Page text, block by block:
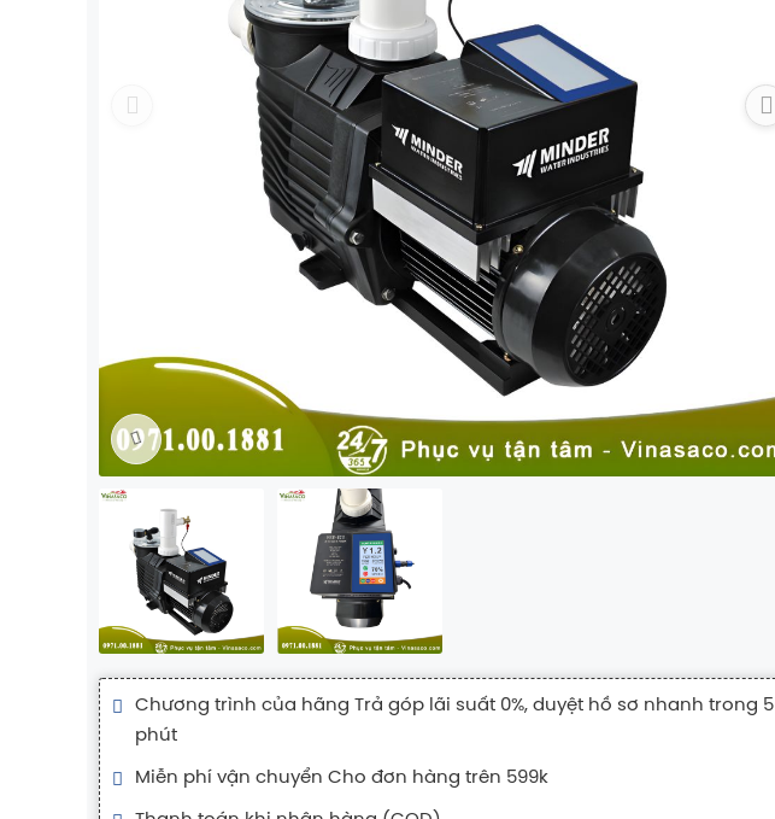
Chương trình của hãng Trả góp lãi suất 0%, duyệt hồ sơ nhanh trong 5
phút
Miễn phí vận chuyển Cho đơn hàng trên 599k